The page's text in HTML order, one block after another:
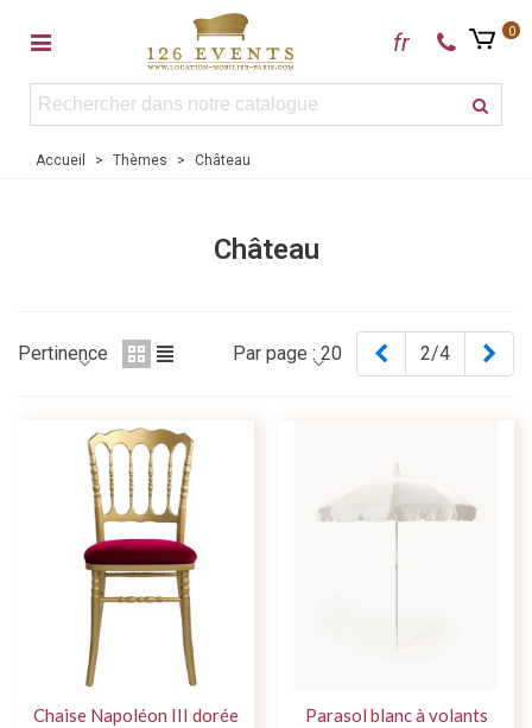
fr 0
Accueil > Thèmes > Château
Château
Pertinence Par page : 20 Précédent
2/4
Chaise Napoléon III dorée
Parasol blanc à volants